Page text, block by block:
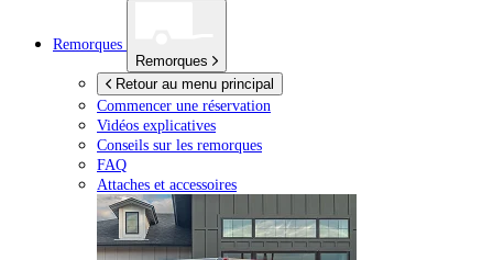
Remorques
Remorques
Retour au menu principal
Commencer une réservation
Vidéos explicatives
Conseils sur les remorques
FAQ
Attaches et accessoires